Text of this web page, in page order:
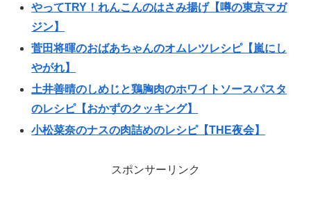
やってTRY！れんこんのはさみ揚げ【噂の東京マガ
ジン】
菅田将暉のおばあちゃんのオムレツレシピ【嵐にし
やがれ】
土井善晴のしめじと鶏胸肉のホワイトソースパスタ
のレシピ【おかずのクッキング】
小松菜奈のナスの肉詰めのレシピ【THE夜会】
スポンサーリンク